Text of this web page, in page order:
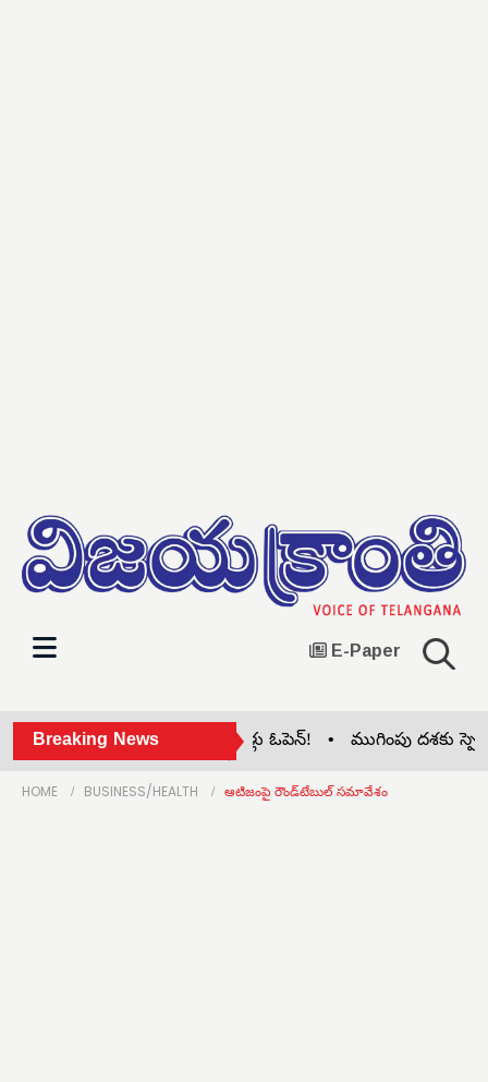
E-Paper
Breaking News
సెలవుల్లోనూ ప్రైవేట్ స్కూళ్లు ఓపెన్! •ముగింపు దశకు స్పెషల్
HOME BUSINESS/HEALTH ఆటిజంపై రౌండ్‌టేబుల్ సమావేశం